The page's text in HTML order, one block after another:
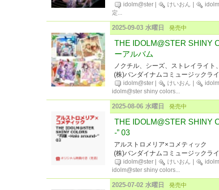
idolm@ster けいおん
定...
2025-09-03 水曜日 発売中
THE IDOLM@STER SHINY
ーアルバム
ノクチル、シーズ、ストレイライ
(株)バンダイナムコミュージックラ
idolm@ster けいおん
idolm@ster shiny colors...
2025-08-06 水曜日 発売中
THE IDOLM@STER SHINY
-” 03
アルストロメリア×コメティック
(株)バンダイナムコミュージックラ
idolm@ster けいおん
idolm@ster shiny colors...
2025-07-02 水曜日 発売中